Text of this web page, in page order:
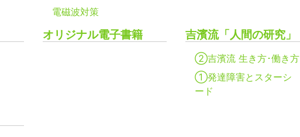
電磁波対策
オリジナル電子書籍 吉濱流「人間の研究」
②吉濱流 生き方･働き方
①発達障害とスターシ
ード